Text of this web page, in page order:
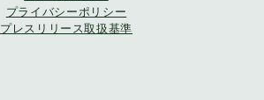
プライバシーポリシー
プレスリリース取扱基準